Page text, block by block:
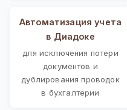
Автоматизация учета
в Диадоке
для исключения потери
документов и
дублирования проводок
в бухгалтерии